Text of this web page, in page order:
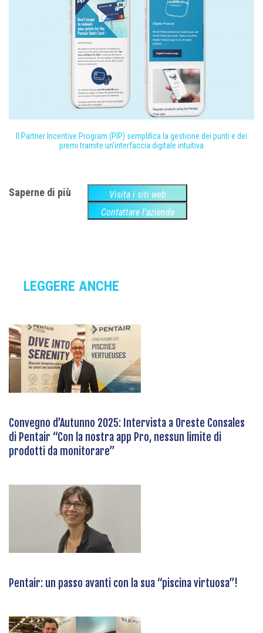
Il Partner Incentive Program (PIP) semplifica la gestione dei punti e dei
premi tramite un'interfaccia digitale intuitiva
Saperne di più
Visita i siti web
Contattare l'azienda
LEGGERE ANCHE
Convegno d’Autunno 2025: Intervista a Oreste Consales
di Pentair “Con la nostra app Pro, nessun limite di
prodotti da monitorare”
Pentair: un passo avanti con la sua “piscina virtuosa”!